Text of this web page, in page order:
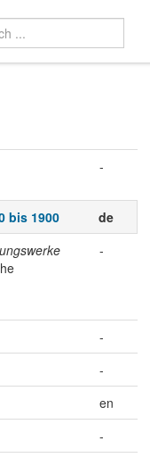
-
bis 1900
de
-
-
-
en
-